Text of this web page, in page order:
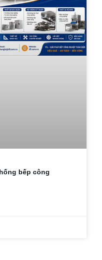
bếp công